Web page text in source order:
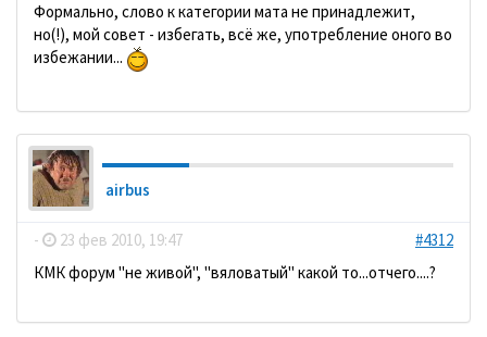
Формально, слово к категории мата не принадлежит,
но(!), мой совет - избегать, всё же, употребление оного во
избежании...
airbus
- 23 фев 2010, 19:47
#4312
КМК форум "не живой", "вяловатый" какой то...отчего....?